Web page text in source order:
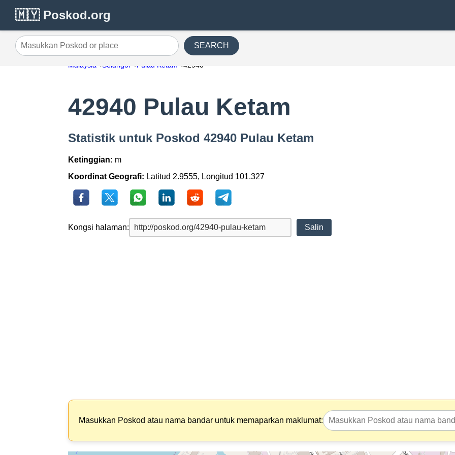
🇲🇾 Poskod.org
Masukkan Poskod or place SEARCH
Malaysia Selangor Pulau Ketam 42940
42940 Pulau Ketam
Statistik untuk Poskod 42940 Pulau Ketam
Ketinggian: m
Koordinat Geografi: Latitud 2.9555, Longitud 101.327
Kongsi halaman: Salin
Masukkan Poskod atau nama bandar untuk memaparkan maklumat: